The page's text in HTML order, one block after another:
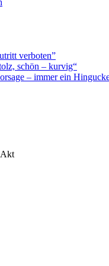
verboten”
schön – kurvig“
– immer ein
Akt